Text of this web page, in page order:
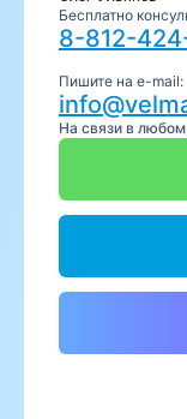
Бесплатно
8-812-
Пишите на e-mail:
На связи в